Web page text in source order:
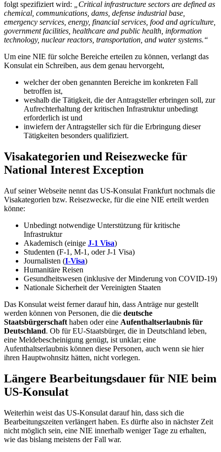
folgt spezifiziert wird: „Critical infrastructure sectors are defined as
chemical, communications, dams, defense industrial base,
emergency services, energy, financial services, food and agriculture,
government facilities, healthcare and public health, information
technology, nuclear reactors, transportation, and water systems.“
Um eine NIE für solche Bereiche erteilen zu können, verlangt das
Konsulat ein Schreiben, aus dem genau hervorgeht,
welcher der oben genannten Bereiche im konkreten Fall
betroffen ist,
weshalb die Tätigkeit, die der Antragsteller erbringen soll, zur
Aufrechterhaltung der kritischen Infrastruktur unbedingt
erforderlich ist und
inwiefern der Antragsteller sich für die Erbringung dieser
Tätigkeiten besonders qualifiziert.
Visakategorien und Reisezwecke für
National Interest Exception
Auf seiner Webseite nennt das US-Konsulat Frankfurt nochmals die
Visakategorien bzw. Reisezwecke, für die eine NIE erteilt werden
könne:
Unbedingt notwendige Unterstützung für kritische
Infrastruktur
Akademisch (einige J-1 Visa)
Studenten (F-1, M-1, oder J-1 Visa)
Journalisten (I-Visa)
Humanitäre Reisen
Gesundheitswesen (inklusive der Minderung von COVID-19)
Nationale Sicherheit der Vereinigten Staaten
Das Konsulat weist ferner darauf hin, dass Anträge nur gestellt
werden können von Personen, die die deutsche
Staatsbürgerschaft haben oder eine Aufenthaltserlaubnis für
Deutschland. Ob für EU-Staatsbürger, die in Deutschland leben,
eine Meldebescheinigung genügt, ist unklar; eine
Aufenthaltserlaubnis können diese Personen, auch wenn sie hier
ihren Hauptwohnsitz hätten, nicht vorlegen.
Längere Bearbeitungsdauer für NIE beim
US-Konsulat
Weiterhin weist das US-Konsulat darauf hin, dass sich die
Bearbeitungszeiten verlängert haben. Es dürfte also in nächster Zeit
nicht möglich sein, eine NIE innerhalb weniger Tage zu erhalten,
wie das bislang meistens der Fall war.